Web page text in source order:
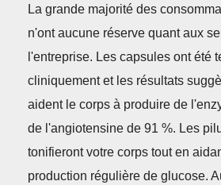
La grande majorité des
n'ont aucune réserve quant aux
l'entreprise. Les capsules ont été
cliniquement et les résultats
aident le corps à produire de
de l'angiotensine de 91 %. Les
tonifieront votre corps tout en
production régulière de glucose.